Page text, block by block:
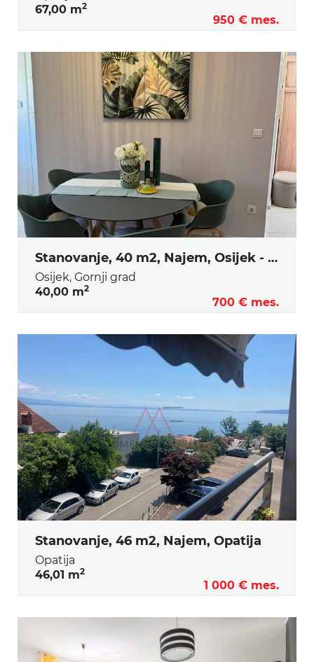
67,00 m2
950 € mes.
Stanovanje, 40 m2, Najem, Osijek - Gornji grad
Osijek, Gornji grad
40,00 m2
700 € mes.
Stanovanje, 46 m2, Najem, Opatija
Opatija
46,01 m2
1 000 € mes.